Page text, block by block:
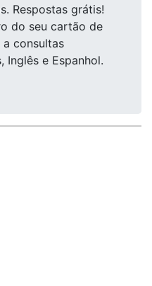
Respostas grátis!
do seu cartão de
consultas
Inglês e Espanhol.